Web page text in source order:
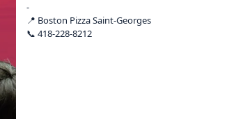
-
📍 Boston Pizza Saint-Georges
📞 418-228-8212